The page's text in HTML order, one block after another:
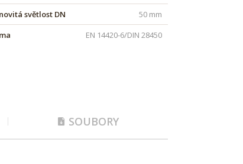
světlost DN
50 mm
EN 14420-6/DIN 28450
SOUBORY